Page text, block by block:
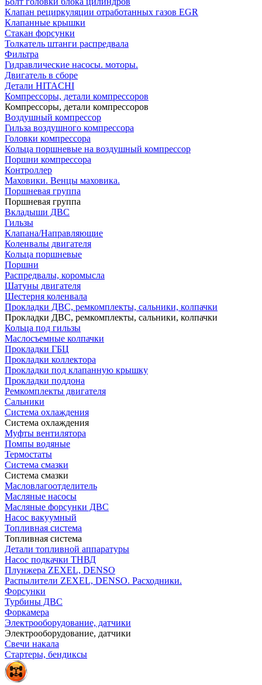
Клапан рециркуляции отработанных газов EGR
Клапанные крышки
Стакан форсунки
Толкатель штанги распредвала
Фильтра
Гидравлические насосы. моторы.
Двигатель в сборе
Детали HITACHI
Компрессоры, детали компрессоров
Компрессоры, детали компрессоров
Воздушный компрессор
Гильза воздушного компрессора
Головки компрессора
Кольца поршневые на воздушный компрессор
Поршни компрессора
Контроллер
Маховики. Венцы маховика.
Поршневая группа
Поршневая группа
Вкладыши ДВС
Гильзы
Клапана/Направляющие
Коленвалы двигателя
Кольца поршневые
Поршни
Распредвалы, коромысла
Шатуны двигателя
Шестерня коленвала
Прокладки ДВС, ремкомплекты, сальники, колпачки
Прокладки ДВС, ремкомплекты, сальники, колпачки
Кольца под гильзы
Маслосъемные колпачки
Прокладки ГБЦ
Прокладки коллектора
Прокладки под клапанную крышку
Прокладки поддона
Ремкомплекты двигателя
Сальники
Система охлаждения
Система охлаждения
Муфты вентилятора
Помпы водяные
Термостаты
Система смазки
Система смазки
Масловлагоотделитель
Масляные насосы
Масляные форсунки ДВС
Насос вакуумный
Топливная система
Топливная система
Детали топливной аппаратуры
Насос подкачки ТНВД
Плунжера ZEXEL, DENSO
Распылители ZEXEL, DENSO. Расходники.
Форсунки
Турбины ДВС
Форкамера
Электрооборудование, датчики
Электрооборудование, датчики
Свечи накала
Стартеры, бендиксы